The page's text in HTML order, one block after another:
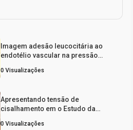
Imagem adesão leucocitária ao
endotélio vascular na pressão
0 Visualizações
Apresentando tensão de
cisalhamento em o Estudo da
0 Visualizações